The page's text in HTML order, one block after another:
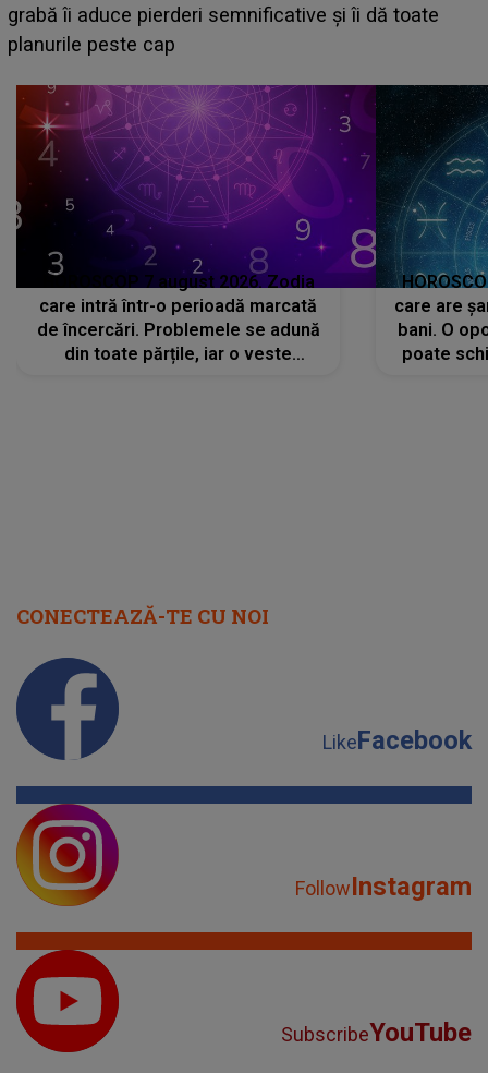
face o MĂRTURISIRE NEAȘTEPTATĂ despre mama
sa: "I-am spus și ei în față, eu nu te iubesc pentru
HOROSCOP 7 august 2026. Zodia
care intră într-o perioadă marcată
de încercări. Problemele se adună
din toate părțile, iar o veste
care are
bani. O
poate
CONECTEAZĂ-TE CU NOI
LikeFacebook
FollowInstagram
SubscribeYouTube